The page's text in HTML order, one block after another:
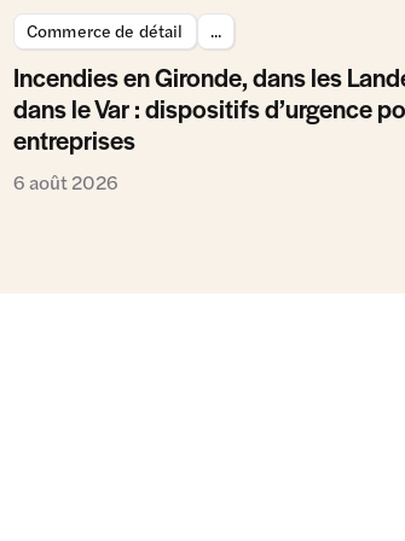
Commerce de détail ...
Incendies en Gironde, dans les
dans le Var : dispositifs d’urgence
entreprises
6 août 2026